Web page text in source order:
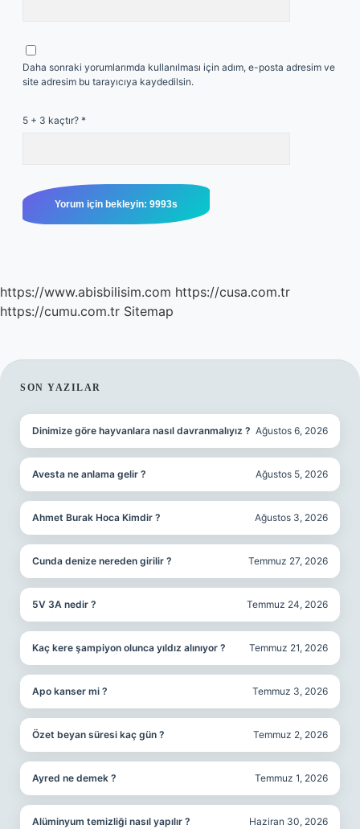
Daha sonraki yorumlarımda kullanılması için adım, e-posta adresim ve
site adresim bu tarayıcıya kaydedilsin.
5 + 3 kaçtır? *
https://www.abisbilisim.com https://cusa.com.tr
https://cumu.com.tr Sitemap
SIDEBAR
SON YAZILAR
Dinimize göre hayvanlara nasıl davranmalıyız ? Ağustos 6, 2026
Avesta ne anlama gelir ? Ağustos 5, 2026
Ahmet Burak Hoca Kimdir ? Ağustos 3, 2026
Cunda denize nereden girilir ? Temmuz 27, 2026
5V 3A nedir ? Temmuz 24, 2026
Kaç kere şampiyon olunca yıldız alınıyor ? Temmuz 21, 2026
Apo kanser mi ? Temmuz 3, 2026
Özet beyan süresi kaç gün ? Temmuz 2, 2026
Ayred ne demek ? Temmuz 1, 2026
Alüminyum temizliği nasıl yapılır ? Haziran 30, 2026